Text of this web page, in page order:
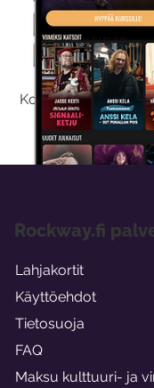
Kokeilemalla
Rockway.fi
Lahjakortit
Käyttöehdot
Tietosuoja
FAQ
Maksu kulttuuri- ja